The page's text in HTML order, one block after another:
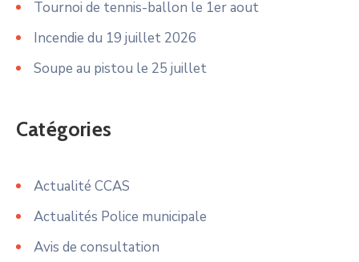
Tournoi de tennis-ballon le 1er aout
Incendie du 19 juillet 2026
Soupe au pistou le 25 juillet
Catégories
Actualité CCAS
Actualités Police municipale
Avis de consultation